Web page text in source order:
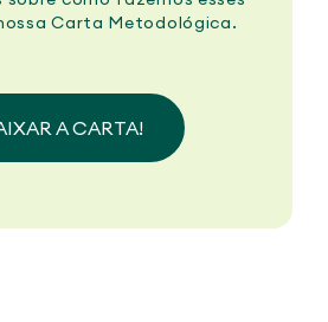
Carta Metodológica.
A CARTA!